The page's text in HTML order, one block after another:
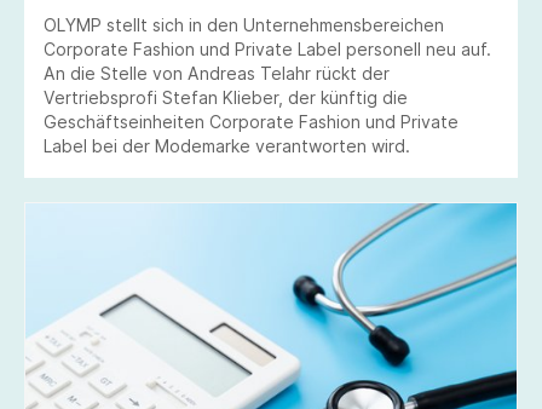
OLYMP stellt sich in den Unternehmensbereichen
Corporate Fashion und Private Label personell neu auf.
An die Stelle von Andreas Telahr rückt der
Vertriebsprofi Stefan Klieber, der künftig die
Geschäftseinheiten Corporate Fashion und Private
Label bei der Modemarke verantworten wird.